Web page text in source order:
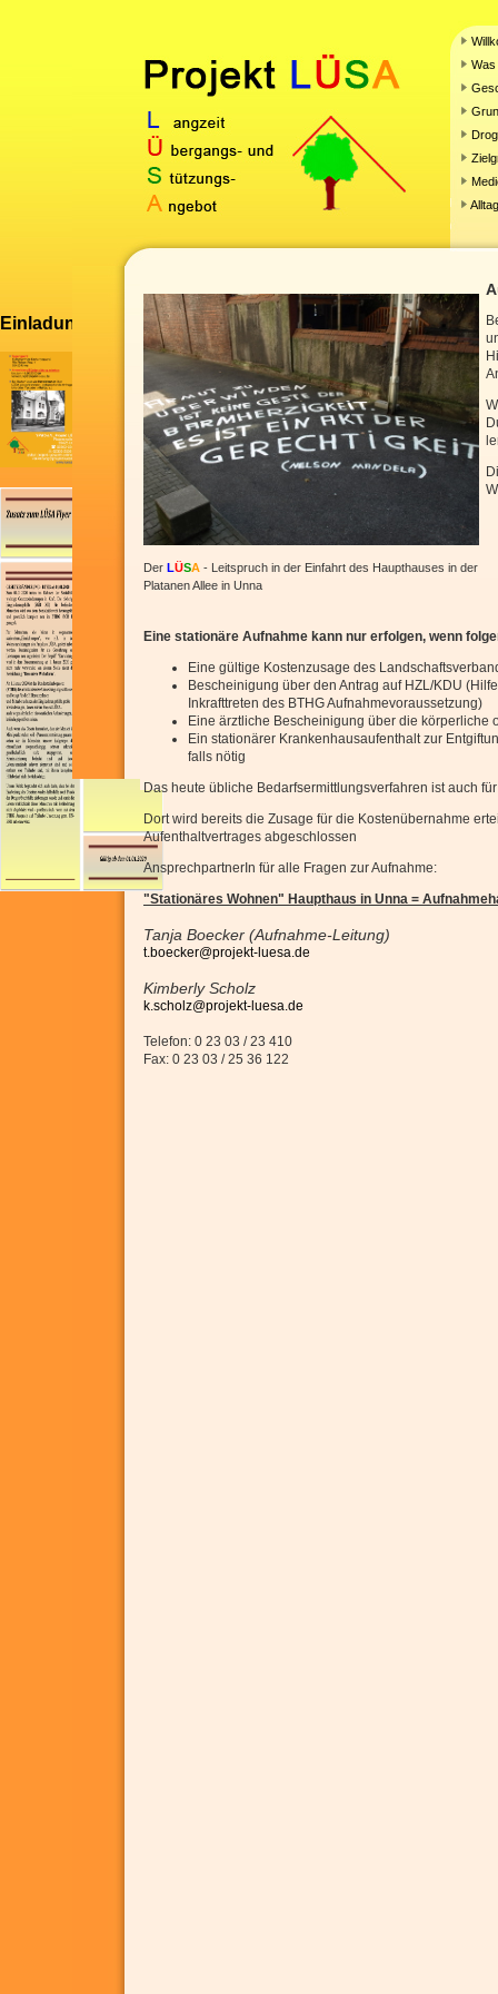
Einladung zu unserer Fachtagung
Der LÜSA - Leitspruch in der Einfahrt des Haupthauses in der
Platanen Allee in Unna
Eine stationäre Aufnahme kann nur erfolgen, wenn
Eine gültige Kostenzusage des
Bescheinigung über den Antrag auf HZL/KDU
Inkrafttreten des BTHG Aufnahmevoraussetzung)
Eine ärztliche Bescheinigung über die körperliche
Ein stationärer Krankenhausaufenthalt zur
falls nötig
Das heute übliche Bedarfsermittlungsverfahren ist auch
Dort wird bereits die Zusage für die Kostenübernahme
Aufenthaltvertrages abgeschlossen
AnsprechpartnerIn für alle Fragen zur Aufnahme:
"Stationäres Wohnen" Haupthaus in Unna =
Tanja Boecker (Aufnahme-Leitung)
t.boecker@projekt-luesa.de
Kimberly Scholz
k.scholz@projekt-luesa.de
Telefon: 0 23 03 / 23 410
Fax: 0 23 03 / 25 36 122
Was
Alltag